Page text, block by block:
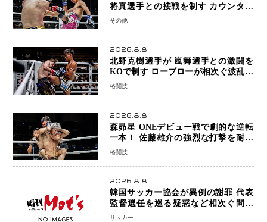
将真選手との接戦を制す カウンター
と正確な打撃で判定勝利
その他
2026.8.8
北野克樹選手が 嵐舞選手との激闘を
KOで制す ローブローが相次ぐ波乱の
展開…涙の勝利「生まれてくる娘のた
格闘技
2026.8.8
森昴星 ONEデビュー戦で劇的な逆転
一本！ 佐藤雄介の強烈な打撃を耐え
抜き、リアネイキッドチョークで勝利
格闘技
2026.8.8
韓国サッカー協会が異例の謝罪 代表
監督選任を巡る疑惑など相次ぐ問題
「組織の刷新」誓う
サッカー